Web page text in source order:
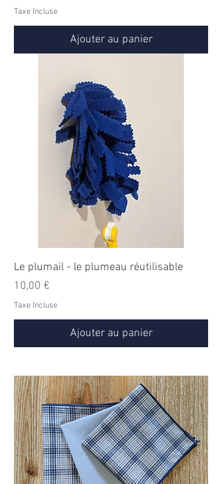
Taxe Incluse
Ajouter au panier
Le plumail - le plumeau réutilisable
Prix
10,00 €
Taxe Incluse
Ajouter au panier